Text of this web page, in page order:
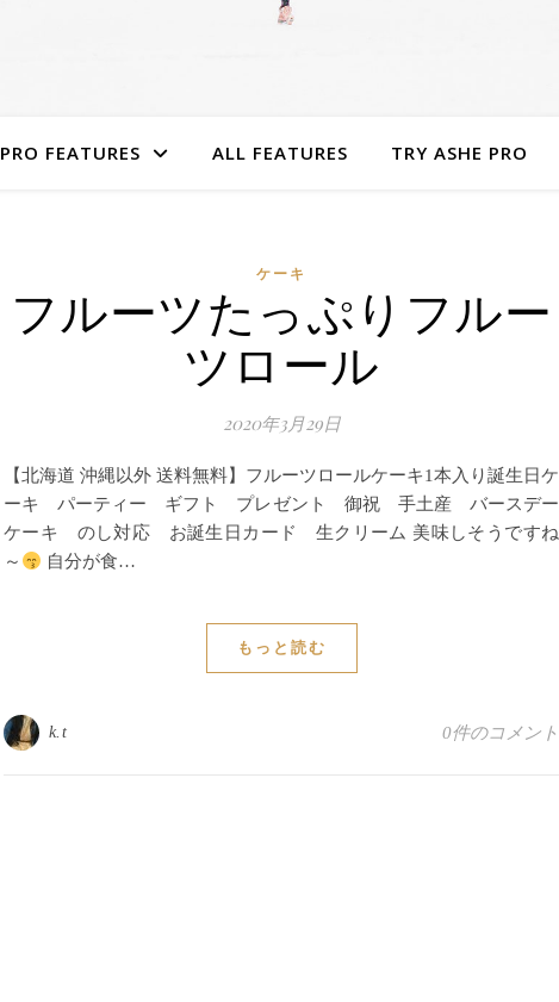
PRO FEATURES ALL FEATURES TRY ASHE PRO
ケーキ
フルーツたっぷりフルー
ツロール
2020年3月29日
【北海道 沖縄以外 送料無料】フルーツロールケーキ1本入り誕生日ケ
ーキ パーティー ギフト プレゼント 御祝 手土産 バースデー
ケーキ のし対応 お誕生日カード 生クリーム 美味しそうですね
～
自分が食…
もっと読む
k.t 0件のコメント